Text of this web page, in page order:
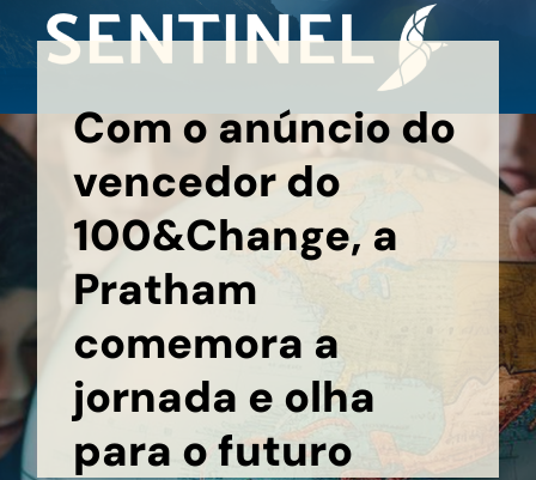
Com o anúncio do
vencedor do
100&Change, a
Pratham
comemora a
jornada e olha
para o futuro